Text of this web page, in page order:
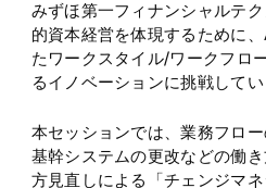
みずほ第一フィナンシャルテ
的資本経営を体現するために
たワークスタイル/ワークフロ
るイノベーションに挑戦してい
本セッションでは、業務フロー
基幹システムの更改などの働
方見直しによる「チェンジマ